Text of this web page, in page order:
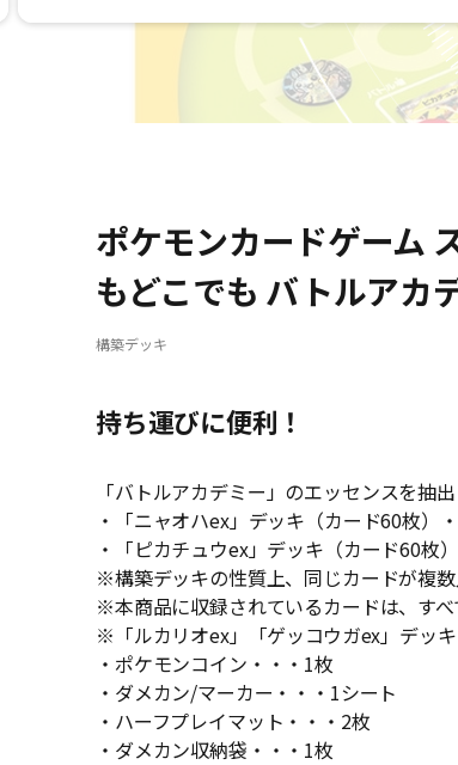
ポケモンカードゲーム
もどこでも バトルアカ
構築デッキ
持ち運びに便利！
「バトルアカデミー」のエッセンスを抽
・「ニャオハex」デッキ（カード60枚）
・「ピカチュウex」デッキ（カード60枚
※構築デッキの性質上、同じカードが複数
※本商品に収録されているカードは、すべ
※「ルカリオex」「ゲッコウガex」デッキ
・ポケモンコイン・・・1枚
・ダメカン/マーカー・・・1シート
・ハーフプレイマット・・・2枚
・ダメカン収納袋・・・1枚